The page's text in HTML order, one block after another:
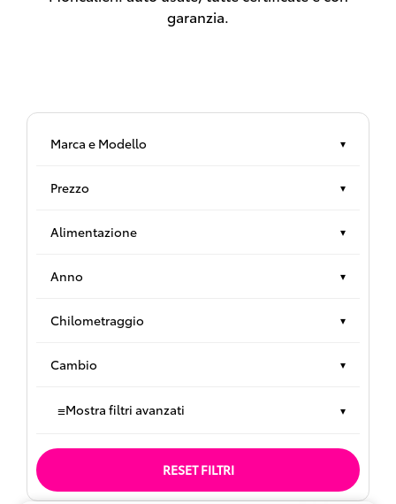
garanzia.
Marca e Modello ▾
Prezzo ▾
Alimentazione ▾
Anno ▾
Chilometraggio ▾
Cambio ▾
≡Mostra filtri avanzati ▾
RESET FILTRI